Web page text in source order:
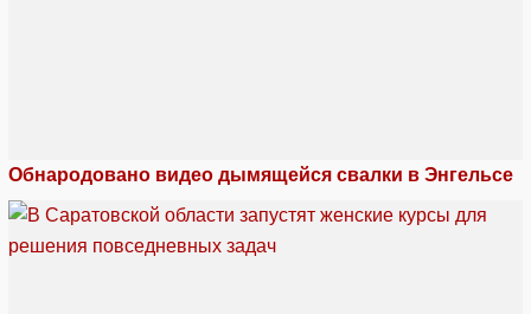
Обнародовано видео дымящейся свалки в Энгельсе